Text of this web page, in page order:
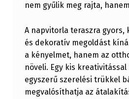
S
A
N
nem gyűlik meg rajta,
A napvitorla teraszra gyors,
és dekoratív megoldást
a kényelmet, hanem az
növeli. Egy kis kreativitással
egyszerű szerelési trükkel
megvalósíthatja az